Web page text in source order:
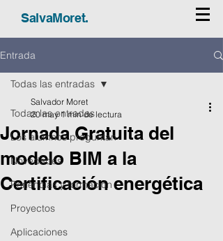
SalvaMoret.
Entrada
Todas las entradas
Los alumnos preguntan
Novedades
Ponencias y formación
Proyectos
Aplicaciones
Todas las entradas
Jornada Gratuita del
modelo BIM a la
Certificación energética
Salvador Moret
20 may 1 min de lectura